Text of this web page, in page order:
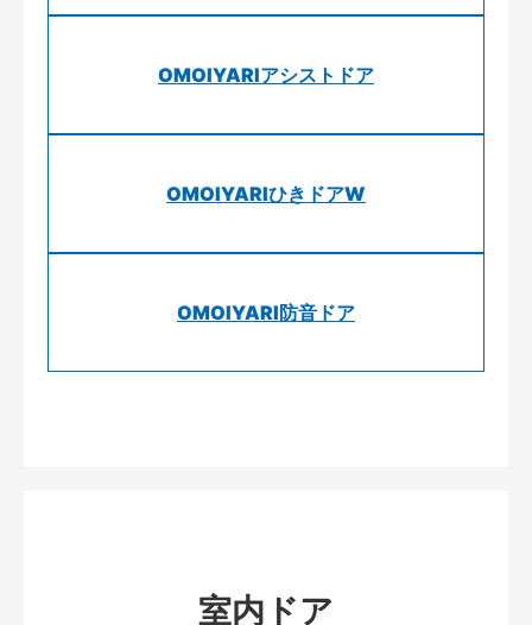
OMOIYARIアシストドア
OMOIYARIひきドアW
OMOIYARI防音ドア
室内ドア